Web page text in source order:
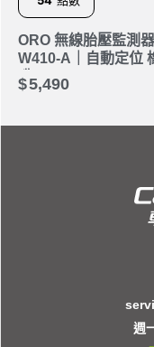
ORO 無線胎壓監測器
W410-A｜自動定位
嘴5,490
週